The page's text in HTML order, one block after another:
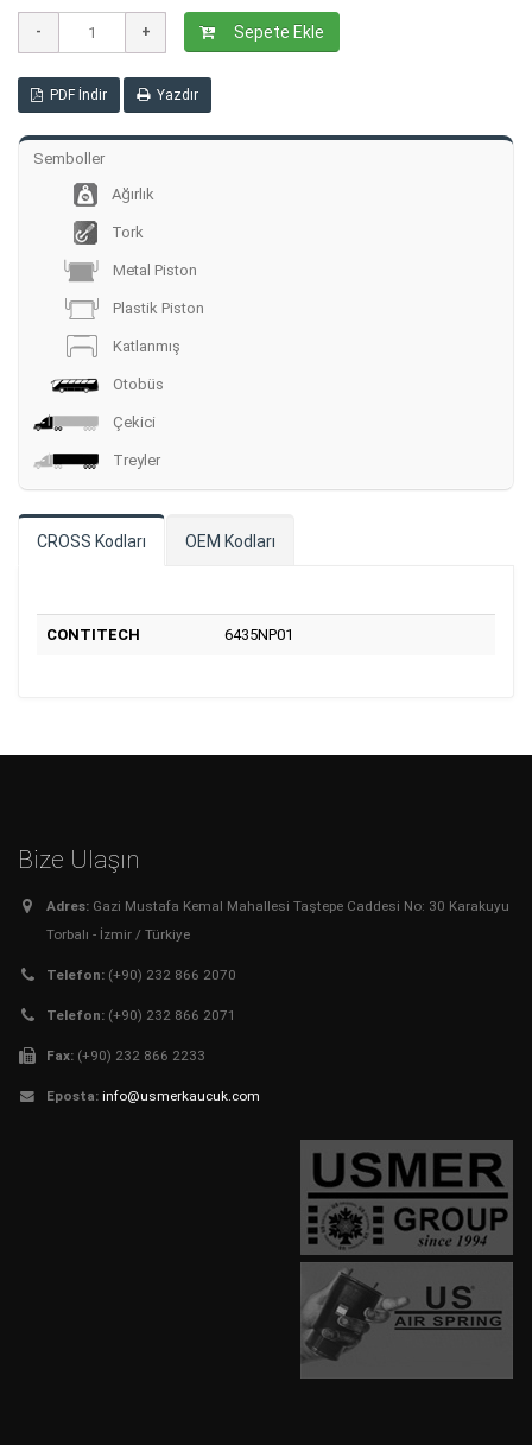
Sepete Ekle
PDF İndir Yazdır
Semboller
Ağırlık
Tork
Metal Piston
Plastik Piston
Katlanmış
Otobüs
Çekici
Treyler
CROSS Kodları OEM Kodları
CONTITECH 6435NP01
Bize Ulaşın
Adres: Gazi Mustafa Kemal Mahallesi Taştepe Caddesi No: 30 Karakuyu
Torbalı - İzmir / Türkiye
Telefon: (+90) 232 866 2070
Telefon: (+90) 232 866 2071
Fax: (+90) 232 866 2233
Eposta: info@usmerkaucuk.com